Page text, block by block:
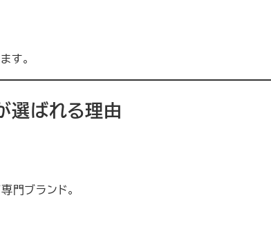
す。
選ばれる理由
門ブランド。